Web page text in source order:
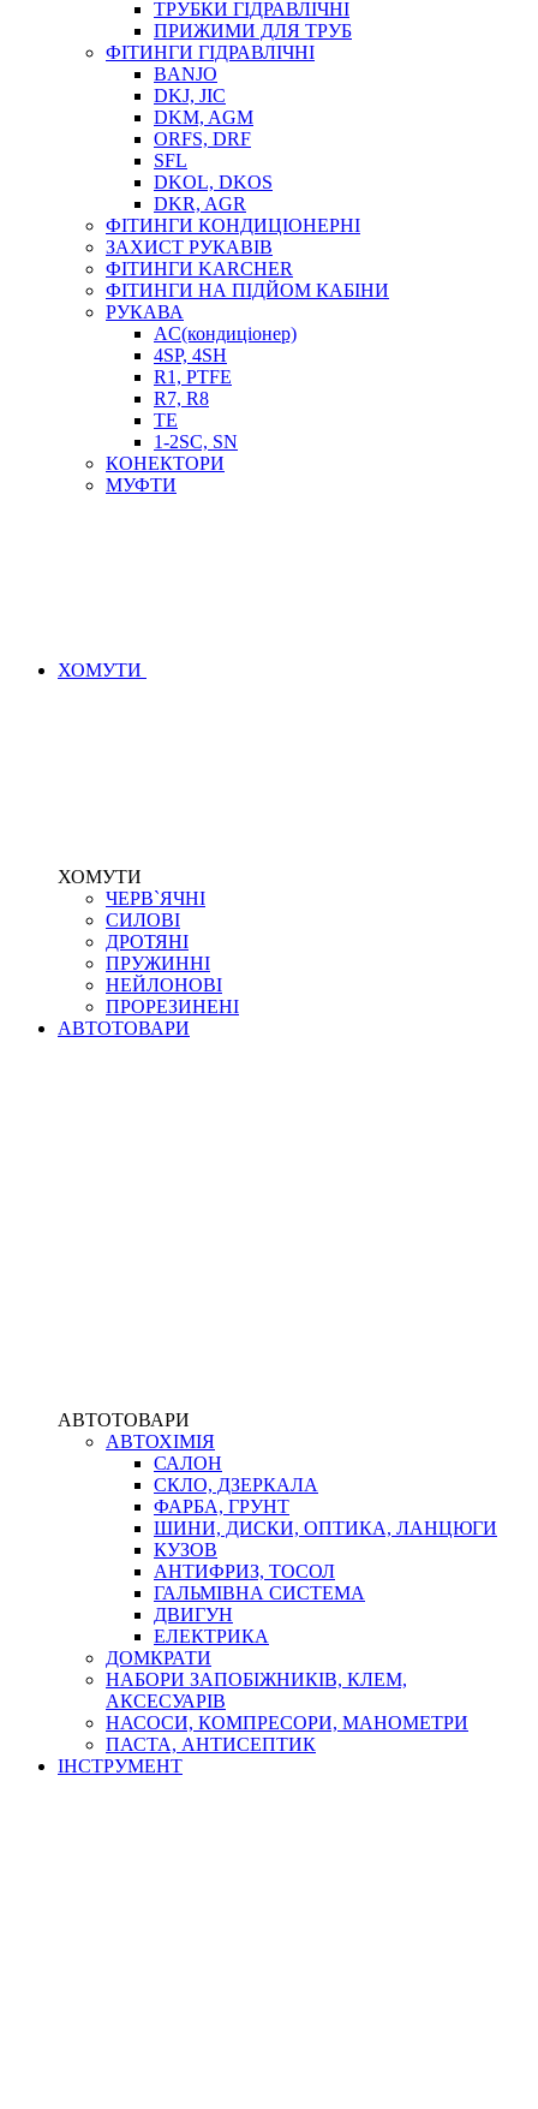
ТРУБКИ ГІДРАВЛІЧНІ
ПРИЖИМИ ДЛЯ ТРУБ
ФІТИНГИ ГІДРАВЛІЧНІ
BANJO
DKJ, JIC
DKM, AGM
ORFS, DRF
SFL
DKOL, DKOS
DKR, AGR
ФІТИНГИ КОНДИЦІОНЕРНІ
ЗАХИСТ РУКАВІВ
ФІТИНГИ KARCHER
ФІТИНГИ НА ПІДЙОМ КАБІНИ
РУКАВА
AC(кондиціонер)
4SP, 4SH
R1, PTFE
R7, R8
TE
1-2SC, SN
КОНЕКТОРИ
МУФТИ
ХОМУТИ
ХОМУТИ
ЧЕРВ`ЯЧНІ
СИЛОВІ
ДРОТЯНІ
ПРУЖИННІ
НЕЙЛОНОВІ
ПРОРЕЗИНЕНІ
АВТОТОВАРИ
АВТОТОВАРИ
АВТОХІМІЯ
САЛОН
СКЛО, ДЗЕРКАЛА
ФАРБА, ГРУНТ
ШИНИ, ДИСКИ, ОПТИКА, ЛАНЦЮГИ
КУЗОВ
АНТИФРИЗ, ТОСОЛ
ГАЛЬМІВНА СИСТЕМА
ДВИГУН
ЕЛЕКТРИКА
ДОМКРАТИ
НАБОРИ ЗАПОБІЖНИКІВ, КЛЕМ,
АКСЕСУАРІВ
НАСОСИ, КОМПРЕСОРИ, МАНОМЕТРИ
ПАСТА, АНТИСЕПТИК
ІНСТРУМЕНТ